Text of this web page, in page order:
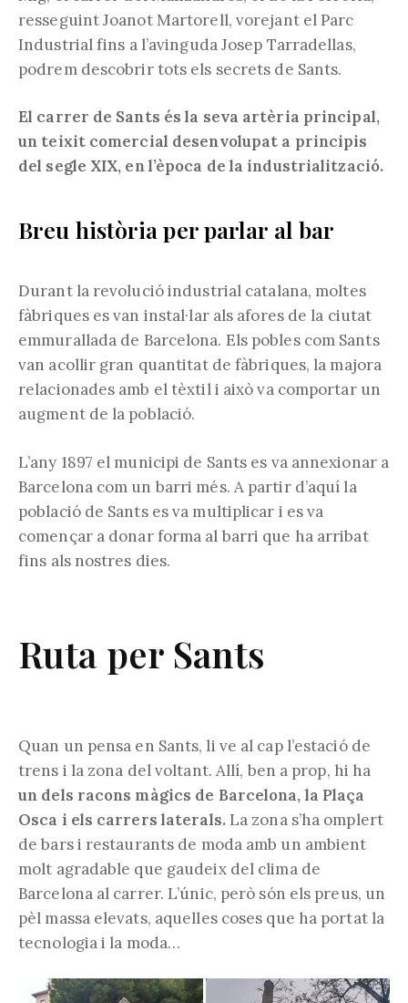
resseguint Joanot Martorell, vorejant el Parc
Industrial fins a l’avinguda Josep Tarradellas,
podrem descobrir tots els secrets de Sants.
El carrer de Sants és la seva artèria principal,
un teixit comercial desenvolupat a principis
del segle XIX, en l’època de la industrialització.
Breu història per parlar al bar
Durant la revolució industrial catalana, moltes
fàbriques es van instal·lar als afores de la ciutat
emmurallada de Barcelona. Els pobles com Sants
van acollir gran quantitat de fàbriques, la majora
relacionades amb el tèxtil i això va comportar un
augment de la població.
L’any 1897 el municipi de Sants es va annexionar a
Barcelona com un barri més. A partir d’aquí la
població de Sants es va multiplicar i es va
començar a donar forma al barri que ha arribat
fins als nostres dies.
Ruta per Sants
Quan un pensa en Sants, li ve al cap l’estació de
trens i la zona del voltant. Allí, ben a prop, hi ha
un dels racons màgics de Barcelona, la Plaça
Osca i els carrers laterals.La zona s’ha omplert
de bars i restaurants de moda amb un ambient
molt agradable que gaudeix del clima de
Barcelona al carrer. L’únic, però són els preus, un
pèl massa elevats, aquelles coses que ha portat la
tecnologia i la moda…